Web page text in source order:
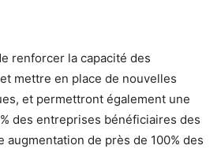
renforcer la capacité des
mettre en place de nouvelles
et permettront également une
des entreprises bénéficiaires des
augmentation de près de 100% des